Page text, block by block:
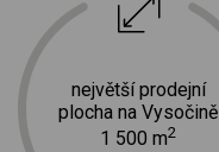
největší prodejní
plocha na Vysočině
1 500 m2